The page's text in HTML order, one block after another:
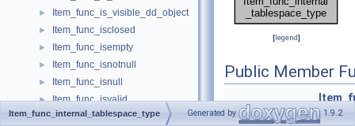
► Item_func_is_visible_dd_object
► Item_func_isclosed
► Item_func_isempty
► Item_func_isnotnull
► Item_func_isnull
► Item_func_isvalid
► Item_func_json_array
[legend]
Public Member
(const
Item_func_internal_tablespace_type Generated by 1.9.2